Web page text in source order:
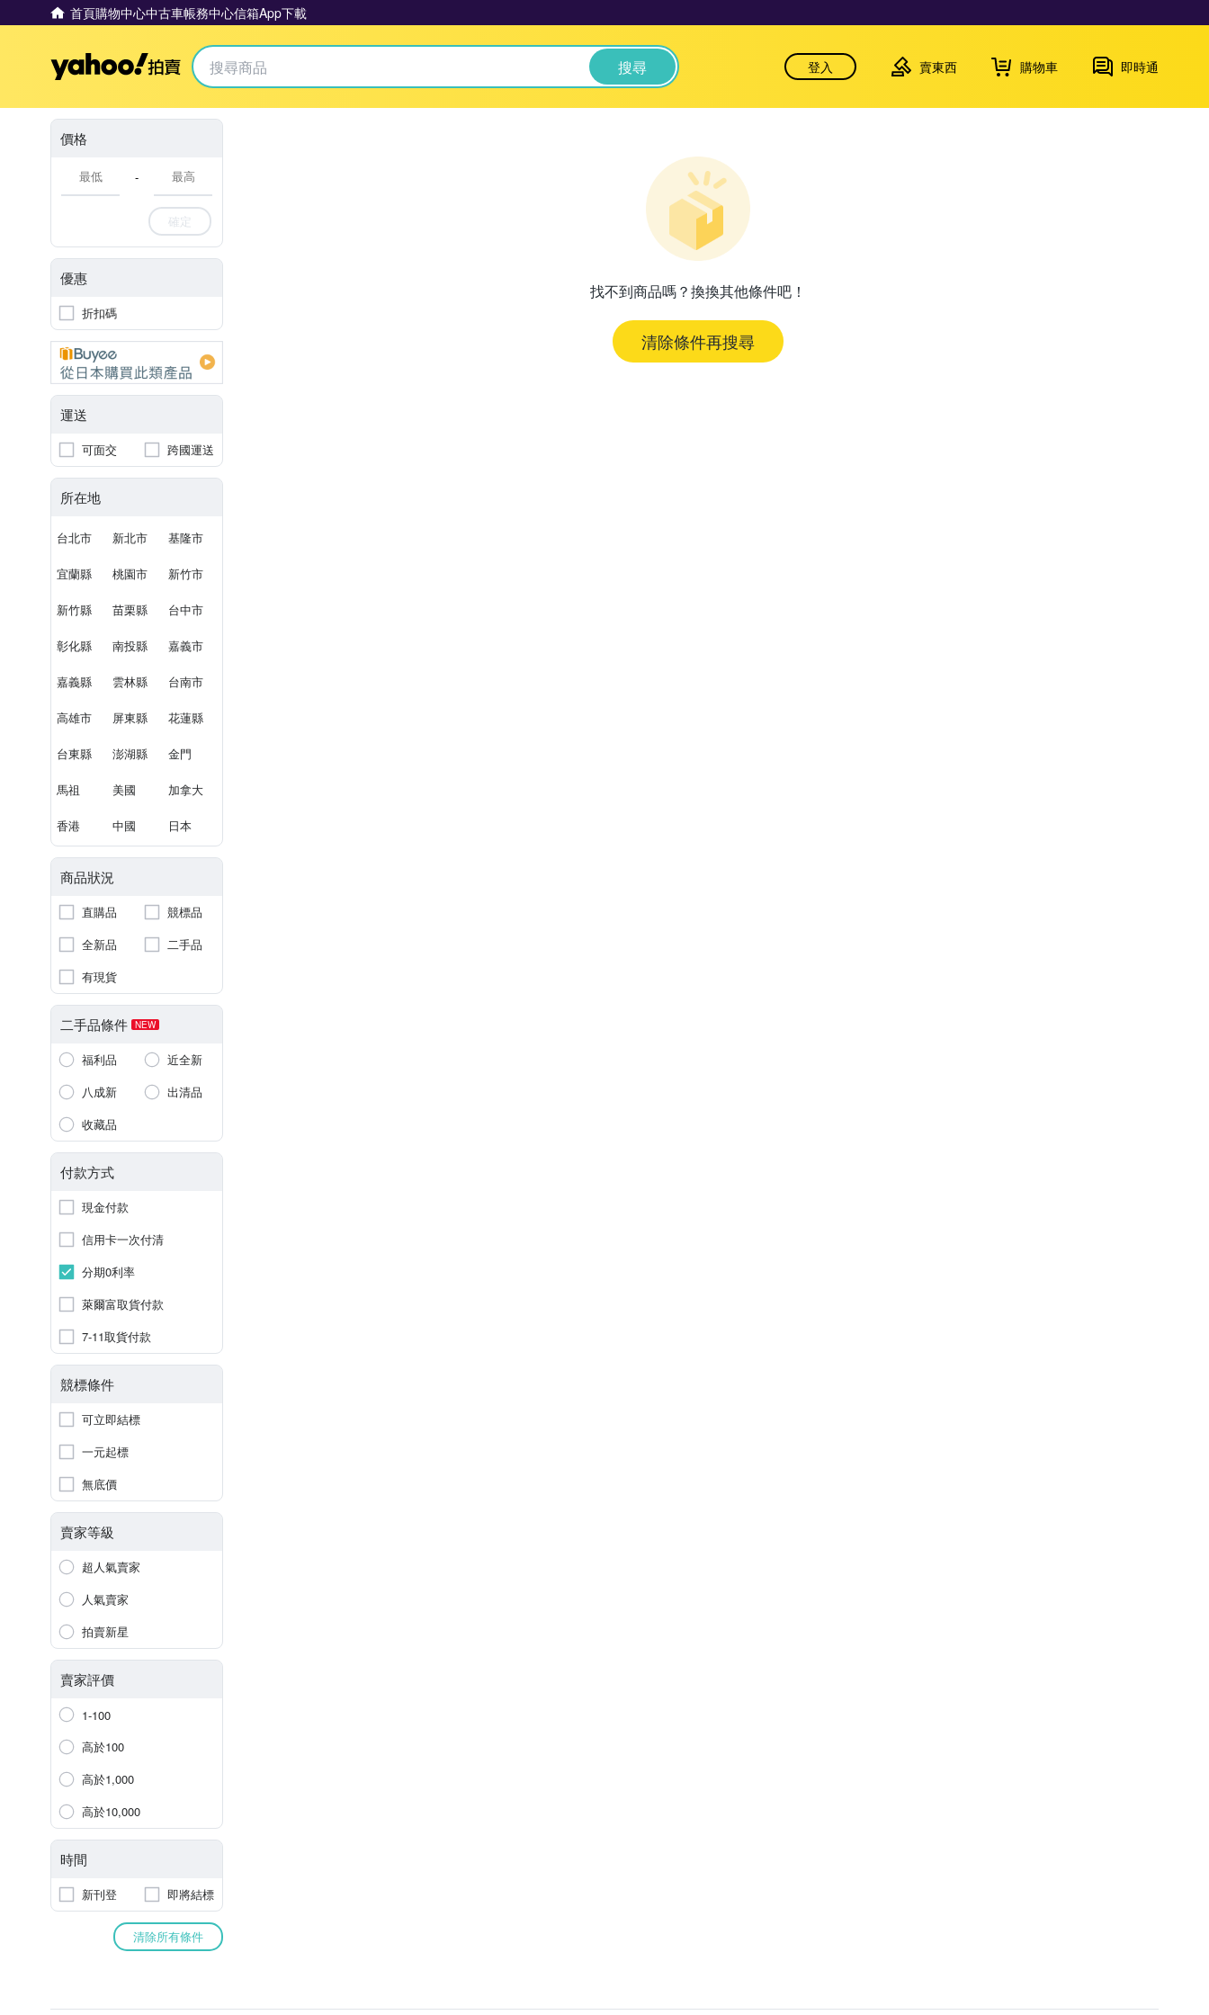
首頁購物中心中古車帳務中心信箱App下載
Yahoo拍賣 搜尋 登入 賣東西 購物車 即時通
價格
-
確定
優惠
折扣碼
運送
可面交 跨國運送
所在地
台北市 新北市 基隆市
宜蘭縣 桃園市 新竹市
新竹縣 苗栗縣 台中市
彰化縣 南投縣 嘉義市
嘉義縣 雲林縣 台南市
高雄市 屏東縣 花蓮縣
台東縣 澎湖縣 金門
馬祖 美國 加拿大
香港 中國 日本
商品狀況
直購品
競標品
全新品
二手品
有現貨
二手品條件 NEW
福利品
近全新
八成新
出清品
收藏品
付款方式
現金付款
信用卡一次付清
分期0利率
萊爾富取貨付款
7-11取貨付款
競標條件
可立即結標
一元起標
無底價
賣家等級
超人氣賣家
人氣賣家
拍賣新星
賣家評價
1-100
高於100
高於1,000
高於10,000
時間
新刊登 即將結標
清除所有條件
找不到商品嗎？換換其他條件吧！
清除條件再搜尋